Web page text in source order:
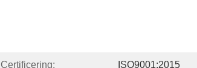
Certificering: ISO9001:2015